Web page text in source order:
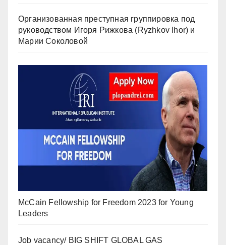
Организованная преступная группировка под
руководством Игоря Рижкова (Ryzhkov Ihor) и
Марии Соколовой
McCain Fellowship for Freedom 2023 for Young
Leaders
Job vacancy/ BIG SHIFT GLOBAL GAS